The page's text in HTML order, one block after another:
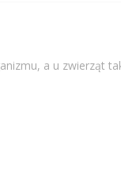
a u zwierząt